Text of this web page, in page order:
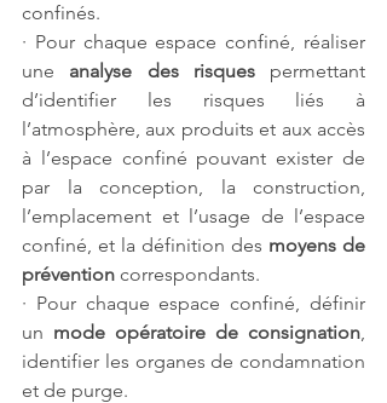
confinés.
· Pour chaque espace confiné, réaliser
une analyse des risques permettant
d’identifier les risques liés à
l’atmosphère, aux produits et aux accès
à l’espace confiné pouvant exister de
par la conception, la construction,
l’emplacement et l’usage de l’espace
confiné, et la définition des moyens de
prévention correspondants.
· Pour chaque espace confiné, définir
un mode opératoire de consignation,
identifier les organes de condamnation
et de purge.